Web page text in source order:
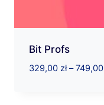
Bit Profs
329,00 zł – 749,00